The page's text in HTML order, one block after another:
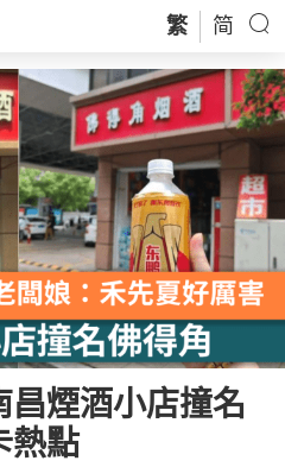
繁 简
煙酒小店撞名
熱點